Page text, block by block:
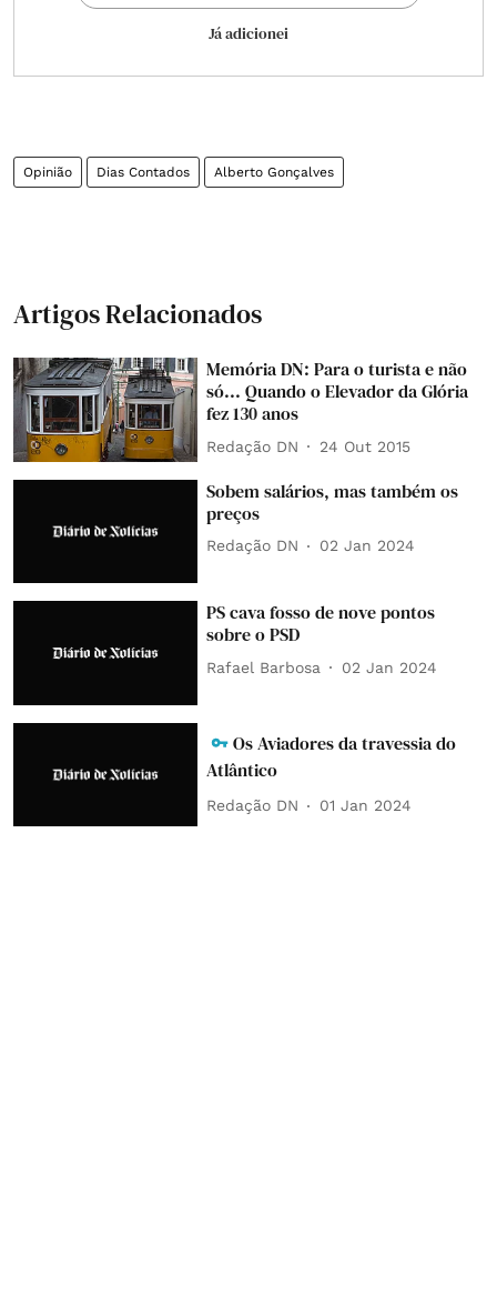
Já adicionei
Opinião Dias Contados Alberto Gonçalves
Artigos Relacionados
Memória DN: Para o turista e não
só... Quando o Elevador da Glória
fez 130 anos
Redação DN 24 Out 2015
Sobem salários, mas também os
preços
Redação DN 02 Jan 2024
PS cava fosso de nove pontos
sobre o PSD
Rafael Barbosa 02 Jan 2024
Os Aviadores da travessia do
Atlântico
Redação DN 01 Jan 2024